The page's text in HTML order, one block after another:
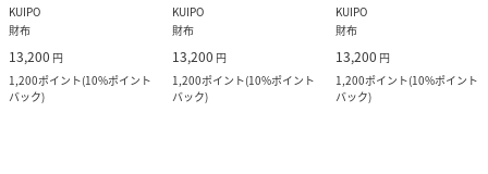
KUIPO
財布
13,200 円
1,200ポイント(10%ポイント
バック)
KUIPO
財布
13,200 円
1,200ポイント(10%ポイント
バック)
KUIPO
財布
13,200 円
1,200ポイント(10%ポイント
バック)